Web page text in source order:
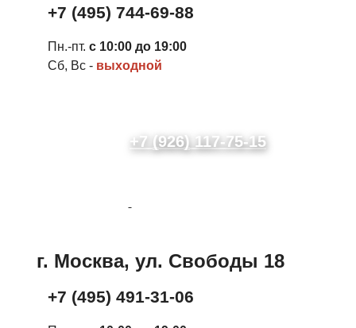
+7 (495) 744-69-88
Пн.-пт. с 10:00 до 19:00
Сб, Вс - выходной
+7 (926) 117-75-15
г. Москва, ул. Свободы 18
+7 (495) 491-31-06